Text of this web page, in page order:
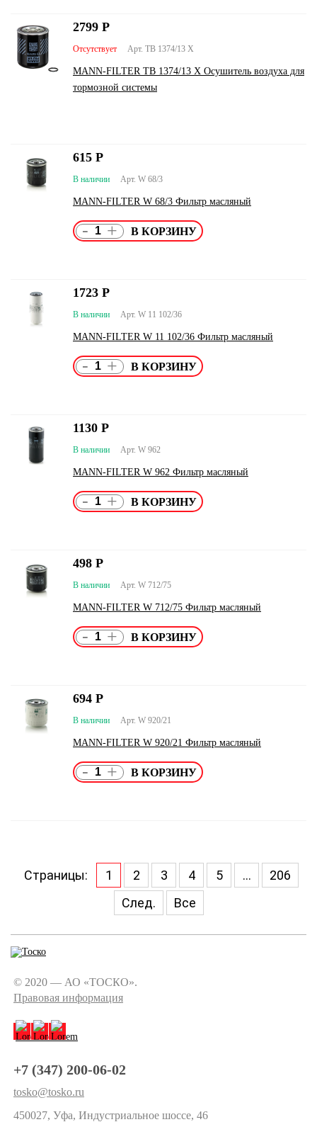
Арт. TB 1374/13 X
Отсутствует
MANN-FILTER TB 1374/13 X Осушитель воздуха для
тормозной системы
2799 Р
Арт. W 68/3
В наличии
MANN-FILTER W 68/3 Фильтр масляный
615 Р
- +
Арт. W 11 102/36
В наличии
MANN-FILTER W 11 102/36 Фильтр масляный
1723 Р
- +
Арт. W 962
В наличии
MANN-FILTER W 962 Фильтр масляный
1130 Р
- +
Арт. W 712/75
В наличии
MANN-FILTER W 712/75 Фильтр масляный
498 Р
- +
Арт. W 920/21
В наличии
MANN-FILTER W 920/21 Фильтр масляный
694 Р
- +
Страницы: 1 2 3 4 5 ...
206
След.
Все
© 2020 — АО «ТОСКО».
Правовая информация
+7 (347) 200-06-02
tosko@tosko.ru
450027, Уфа, Индустриальное шоссе, 46